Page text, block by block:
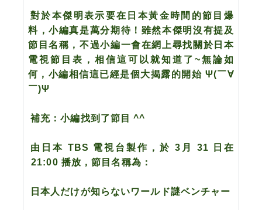
對於本傑明表示要在日本黃金時間的節目爆
料，小編真是萬分期待！雖然本傑明沒有提及
節目名稱，不過小編一會在網上尋找關於日本
電視節目表，相信這可以就知道了~無論如
何，小編相信這已經是個大揭露的開始 Ψ(￣∀
￣)Ψ
補充：小編找到了節目 ^^
由日本 TBS 電視台製作，於 3月 31 日在
21:00 播放，節目名稱為：
日本人だけが知らないワールド謎ベンチャー